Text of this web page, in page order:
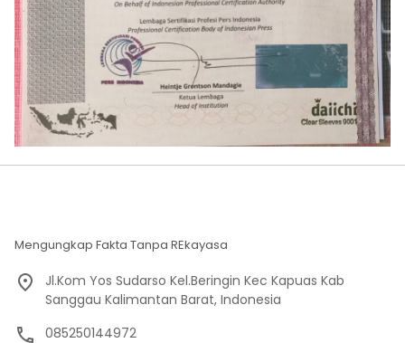
Mengungkap Fakta Tanpa REkayasa
Jl.Kom Yos Sudarso Kel.Beringin Kec Kapuas Kab
Sanggau Kalimantan Barat, Indonesia
085250144972